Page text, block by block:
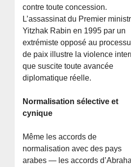
contre toute concession.
L’assassinat du Premier
Yitzhak Rabin en 1995 par un
extrémiste opposé au
de paix illustre la violence
que suscite toute avancée
diplomatique réelle.
Normalisation sélective et
cynique
Même les accords de
normalisation avec des pays
arabes — les accords